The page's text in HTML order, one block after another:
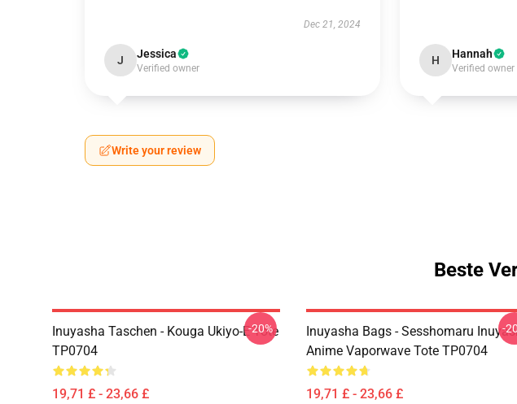
Dec 21, 2024
J Jessica
Verified owner
H Hannah
Verified owner
Write your review
Beste
Inuyasha Taschen - Kouga Ukiyo-E Tote
TP0704
19,71 £ - 23,66 £
-20%
Inuyasha Bags - Sesshomaru
Anime Vaporwave Tote TP0704
19,71 £ - 23,66 £
-